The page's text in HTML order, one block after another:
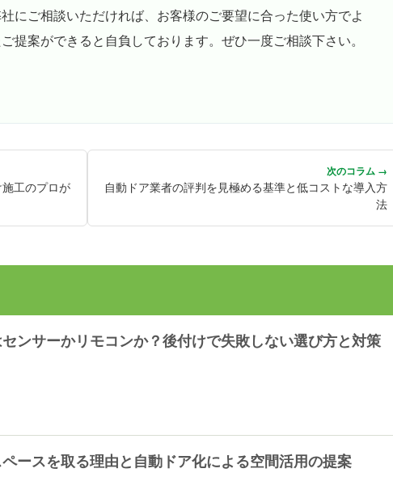
にご相談いただければ、お客様のご要望に合った使い方でよ
提案ができると自負しております。ぜひ一度ご相談下さい。
工のプロが
次のコラム →
自動ドア業者の評判を見極める基準と低コストな導入方
法
ンサーかリモコンか？後付けで失敗しない選び方と対策
ースを取る理由と自動ドア化による空間活用の提案